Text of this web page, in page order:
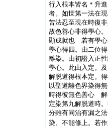
行入根本皆名＊升
者。如世第一法在
苦法忍至現在時復
故色善心非得學心
顯成就也 若有學心
學心得四。由二位
離染。由初證入正
學心。此由入定。
解脱道得根本定。
以聖道離色界染得
時得彼無色善心 解
定染第九解脱道時
分雖有同治有漏之
染。不能修上。若